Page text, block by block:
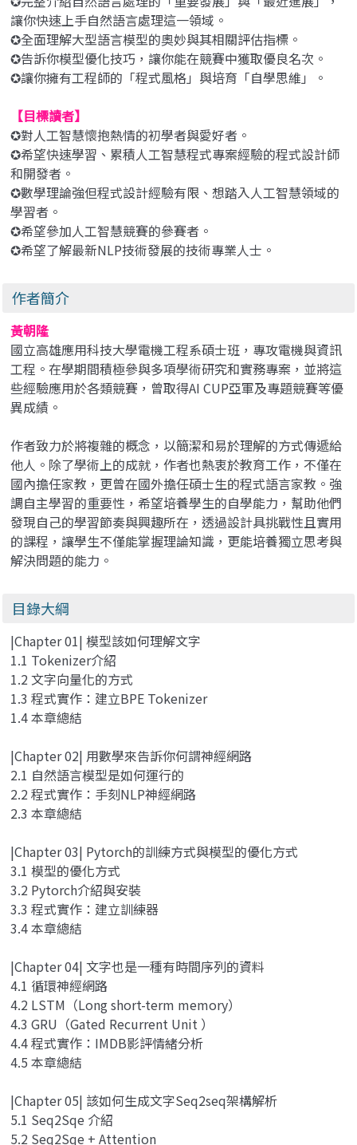
讓你快速上手自然語言處理這一領域。
✪全面理解大型語言模型的奧妙與其相關評估指標。
✪告訴你模型優化技巧，讓你能在競賽中獲取優良名次。
✪讓你擁有工程師的「程式風格」與培育「自學思維」。
【目標讀者】
✪對人工智慧懷抱熱情的初學者與愛好者。
✪希望快速學習、累積人工智慧程式專案經驗的程式設計師
和開發者。
✪數學理論強但程式設計經驗有限、想踏入人工智慧領域的
學習者。
✪希望參加人工智慧競賽的參賽者。
✪希望了解最新NLP技術發展的技術專業人士。
作者簡介
黃朝隆
國立高雄應用科技大學電機工程系碩士班，專攻電機與資訊
工程。在學期間積極參與多項學術研究和實務專案，並將這
些經驗應用於各類競賽，曾取得AI CUP亞軍及專題競賽等優
異成績。
作者致力於將複雜的概念，以簡潔和易於理解的方式傳遞給
他人。除了學術上的成就，作者也熱衷於教育工作，不僅在
國內擔任家教，更曾在國外擔任碩士生的程式語言家教。強
調自主學習的重要性，希望培養學生的自學能力，幫助他們
發現自己的學習節奏與興趣所在，透過設計具挑戰性且實用
的課程，讓學生不僅能掌握理論知識，更能培養獨立思考與
解決問題的能力。
目錄大綱
|Chapter 01| 模型該如何理解文字
1.1 Tokenizer介紹
1.2 文字向量化的方式
1.3 程式實作：建立BPE Tokenizer
1.4 本章總結
|Chapter 02| 用數學來告訴你何謂神經網路
2.1 自然語言模型是如何運行的
2.2 程式實作：手刻NLP神經網路
2.3 本章總結
|Chapter 03| Pytorch的訓練方式與模型的優化方式
3.1 模型的優化方式
3.2 Pytorch介紹與安裝
3.3 程式實作：建立訓練器
3.4 本章總結
|Chapter 04| 文字也是一種有時間序列的資料
4.1 循環神經網路
4.2 LSTM（Long short-term memory）
4.3 GRU（Gated Recurrent Unit ）
4.4 程式實作：IMDB影評情緒分析
4.5 本章總結
|Chapter 05| 該如何生成文字Seq2seq架構解析
5.1 Seq2Sqe 介紹
5.2 Seq2Sqe + Attention